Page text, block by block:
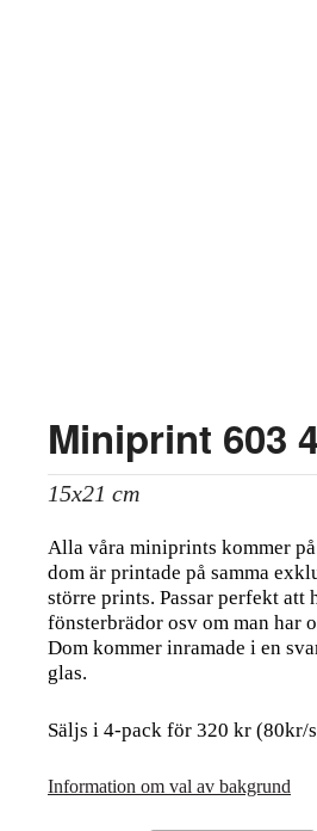
Miniprint 603
15x21 cm
Alla våra miniprints kommer
dom är printade på samma
större prints. Passar perfekt att
fönsterbrädor osv om man har
Dom kommer inramade i en
glas.
Säljs i 4-pack för 320 kr (80kr/
Information om val av bakgrund